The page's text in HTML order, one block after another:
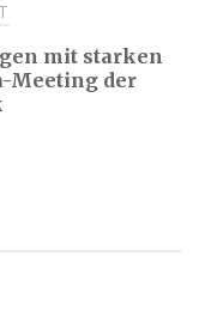
mit starken
Meeting der